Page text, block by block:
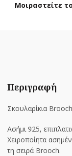
Μοιραστείτε το
Περιγραφή
Σκουλαρίκια
Ασήμι 925,
Χειροποίητα
τη σειρά Brooch.